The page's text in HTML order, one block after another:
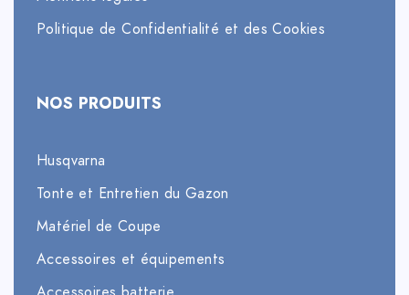
Politique de Confidentialité et des Cookies
NOS PRODUITS
Husqvarna
Tonte et Entretien du Gazon
Matériel de Coupe
Accessoires et équipements